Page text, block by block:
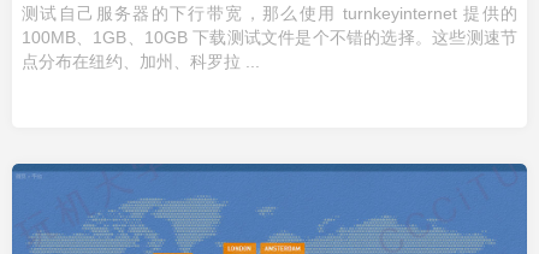
测试自己服务器的下行带宽，那么使用 turnkeyinternet 提供的
100MB、1GB、10GB 下载测试文件是个不错的选择。这些测速节
点分布在纽约、加州、科罗拉 ...